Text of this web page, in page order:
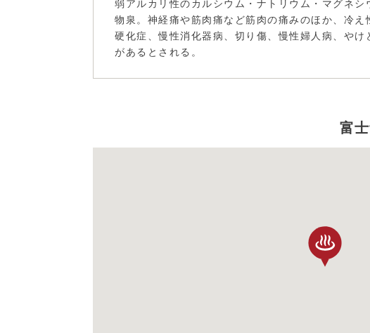
弱アルカリ性のカルシウム・ナトリウム・マグネ
物泉。神経痛や筋肉痛など筋肉の痛みのほか、冷え
硬化症、慢性消化器病、切り傷、慢性婦人病、やけ
があるとされる。
富